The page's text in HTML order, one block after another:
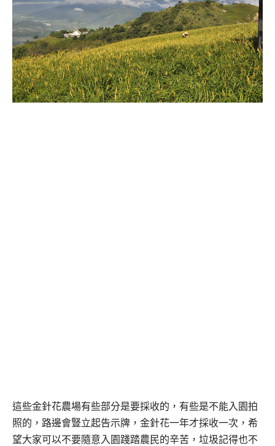
這些金針花農場有些部分是要採收的，有些是不能入園拍
照的， 路邊會豎立起告示牌，金針花一年才採收一次，希
望大家可以不要隨意入園踐踏農民的辛苦， 垃圾記得也不